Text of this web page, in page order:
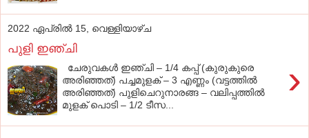
2022 ഏപ്രിൽ 15, വെള്ളിയാഴ്‌ച
പുളി ഇഞ്ചി
›
ചേരുവകൾ ഇഞ്ചി – 1/4 കപ്പ് (കുരുകുരെ
അരിഞ്ഞത്) പച്ചമുളക് – 3 എണ്ണം (വട്ടത്തിൽ
അരിഞ്ഞത്) പുളിചെറുനാരങ്ങ – വലിപ്പത്തിൽ
മുളക് പൊടി – 1/2 ടീസ...